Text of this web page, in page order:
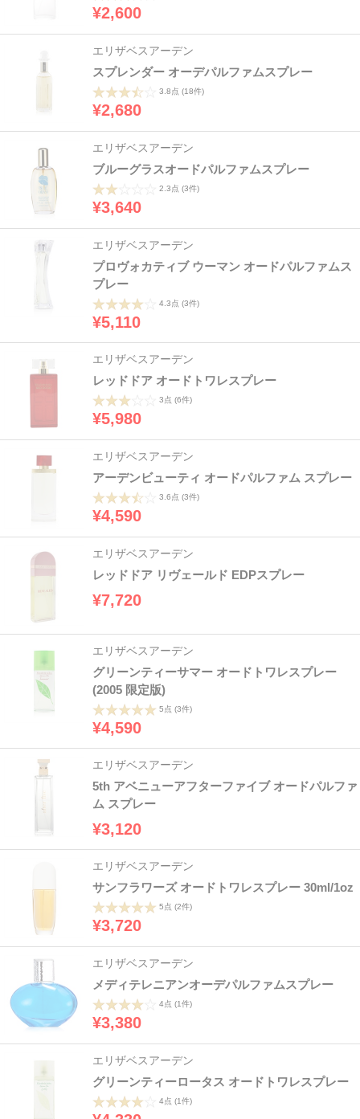
¥2,600
エリザベスアーデン
スプレンダー オーデパルファムスプレー
3.8点 (18件)
¥2,680
エリザベスアーデン
ブルーグラスオードパルファムスプレー
2.3点 (3件)
¥3,640
エリザベスアーデン
プロヴォカティブ ウーマン オードパルファムス
プレー
4.3点 (3件)
¥5,110
エリザベスアーデン
レッドドア オードトワレスプレー
3点 (6件)
¥5,980
エリザベスアーデン
アーデンビューティ オードパルファム スプレー
3.6点 (3件)
¥4,590
エリザベスアーデン
レッドドア リヴェールド EDPスプレー
¥7,720
エリザベスアーデン
グリーンティーサマー オードトワレスプレー
(2005 限定版)
5点 (3件)
¥4,590
エリザベスアーデン
5th アベニューアフターファイブ オードパルファ
ム スプレー
¥3,120
エリザベスアーデン
サンフラワーズ オードトワレスプレー 30ml/1oz
5点 (2件)
¥3,720
エリザベスアーデン
メディテレニアンオーデパルファムスプレー
4点 (1件)
¥3,380
エリザベスアーデン
グリーンティーロータス オードトワレスプレー
4点 (1件)